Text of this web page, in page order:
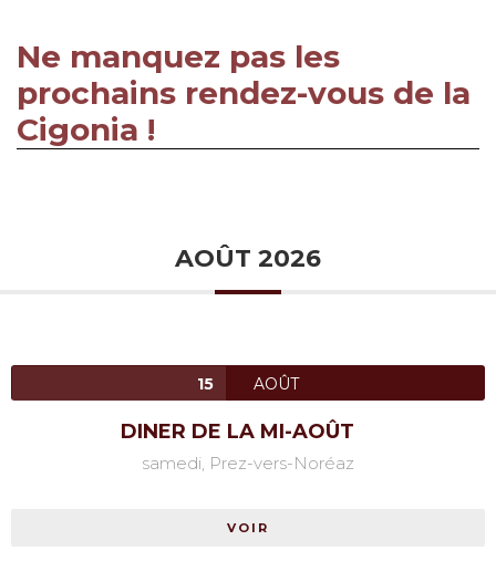
Ne manquez pas les
prochains rendez-vous de la
Cigonia !
AOÛT 2026
15 AOÛT
DINER DE LA MI-AOÛT
samedi, Prez-vers-Noréaz
VOIR